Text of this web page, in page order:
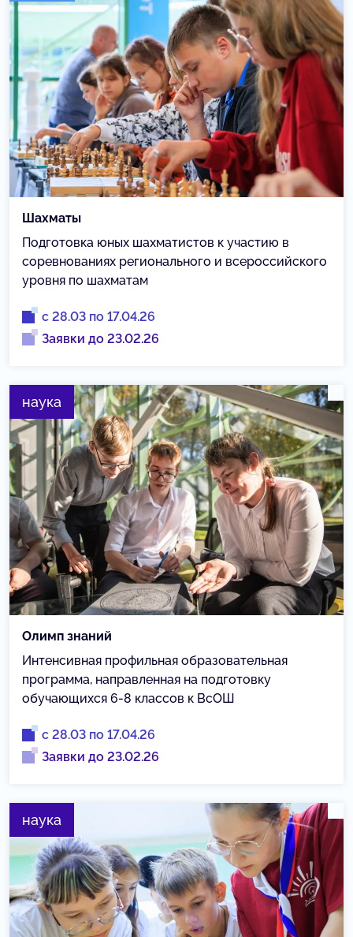
Шахматы
Подготовка юных шахматистов к участию в
соревнованиях регионального и всероссийского
уровня по шахматам
с 28.03 по 17.04.26
Заявки до 23.02.26
наука
Олимп знаний
Интенсивная профильная образовательная
программа, направленная на подготовку
обучающихся 6-8 классов к ВсОШ
с 28.03 по 17.04.26
Заявки до 23.02.26
наука